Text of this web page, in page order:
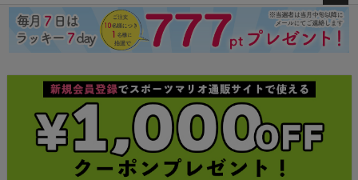
ペー
ジト
ップ